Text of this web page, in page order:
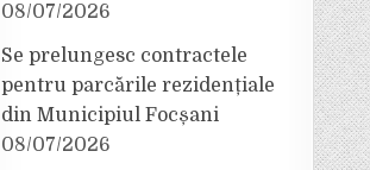
08/07/2026
Se prelungesc contractele
pentru parcările rezidențiale
din Municipiul Focșani
08/07/2026